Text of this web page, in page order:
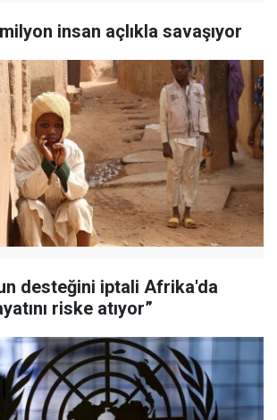
insan açlıkla savaşıyor
desteğini iptali Afrika'da
riske atıyor”